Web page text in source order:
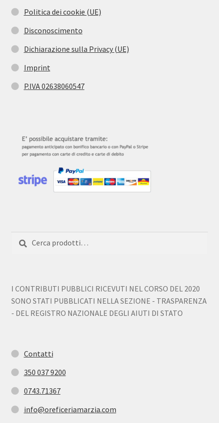
Politica dei cookie (UE)
Disconoscimento
Dichiarazione sulla Privacy (UE)
Imprint
P.IVA 02638060547
I CONTRIBUTI PUBBLICI RICEVUTI NEL CORSO DEL 2020
SONO STATI PUBBLICATI NELLA SEZIONE - TRASPARENZA
- DEL REGISTRO NAZIONALE DEGLI AIUTI DI STATO
Contatti
350 037 9200
0743.71367
info@oreficeriamarzia.com